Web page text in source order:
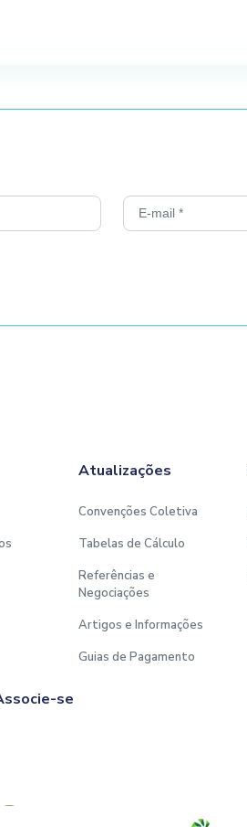
Atualizações
Convenções Coletiva
Tabelas de Cálculo
Referências e
Negociações
Artigos e Informações
Guias de Pagamento
se